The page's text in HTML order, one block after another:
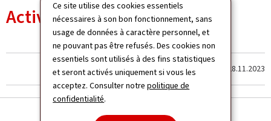
Ce site utilise des cookies essentiels
nécessaires à son bon fonctionnement, sans
usage de données à caractère personnel, et
ne pouvant pas être refusés. Des cookies non
essentiels sont utilisés à des fins statistiques
et seront activés uniquement si vous les
acceptez. Consulter notrepolitique de
confidentialité.
Activités
Dernière modification le 28.11.2023